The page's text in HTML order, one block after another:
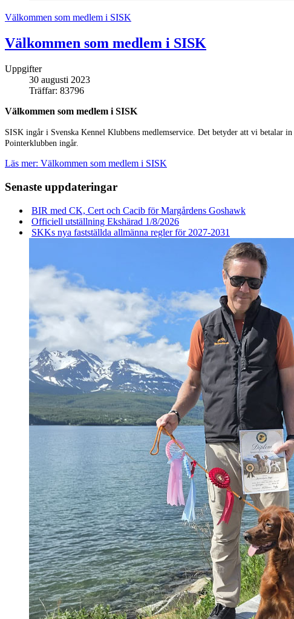
Välkommen som medlem i SISK
Välkommen som medlem i SISK
Uppgifter
30 augusti 2023
Träffar: 83796
Välkommen som medlem i SISK
SISK ingår i Svenska Kennel Klubbens medlemservice. Det betyder att vi betalar
Pointerklubben ingår.
Läs mer: Välkommen som medlem i SISK
Senaste uppdateringar
BIR med CK, Cert och Cacib för Margårdens Goshawk
Officiell utställning Ekshärad 1/8/2026
SKKs nya fastställda allmänna regler för 2027-2031